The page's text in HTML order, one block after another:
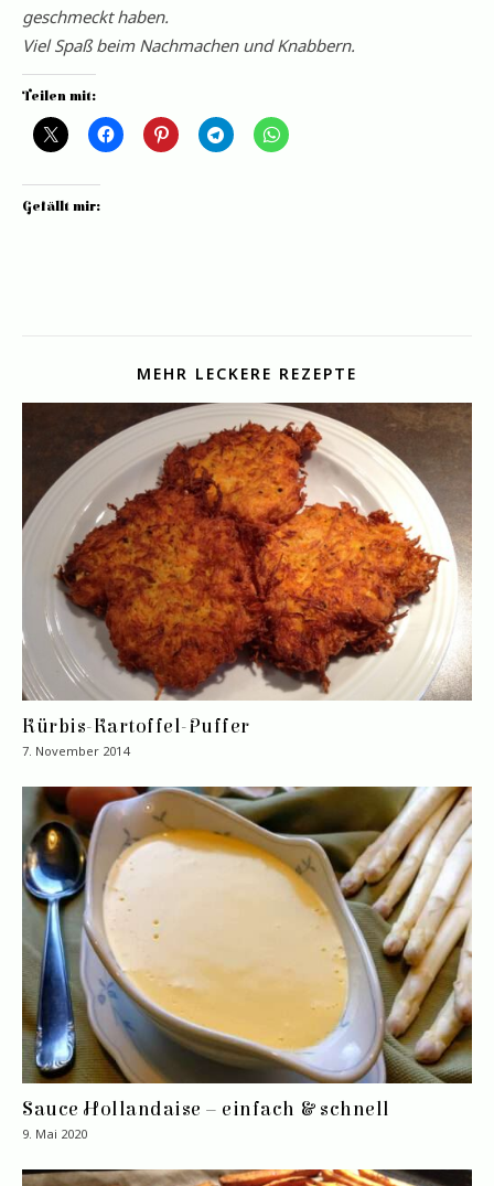
geschmeckt haben.
Viel Spaß beim Nachmachen und Knabbern.
Teilen mit:
Gefällt mir:
MEHR LECKERE REZEPTE
Kürbis-Kartoffel-Puffer
7. November 2014
Sauce Hollandaise – einfach & schnell
9. Mai 2020